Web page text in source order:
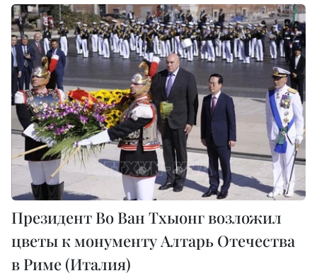
Президент Во Ван Тхыонг возложил
цветы к монументу Алтарь Отечества
в Риме (Италия)